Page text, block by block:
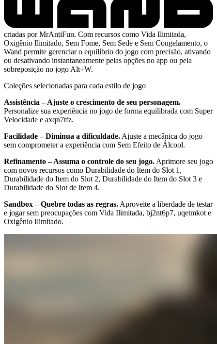
criadas por MrAntiFun. Com recursos como Vida Ilimitada,
Oxigênio Ilimitado, Sem Fome, Sem Sede e Sem Congelamento, o
Wand permite gerenciar o equilíbrio do jogo com precisão, ativando
ou desativando instantaneamente pelas opções no app ou pela
sobreposição no jogo Alt+W.
Coleções selecionadas para cada estilo de jogo
Assistência – Ajuste o crescimento de seu personagem.
Personalize sua experiência no jogo de forma equilibrada com Super
Velocidade e axqn7tfz.
Facilidade – Diminua a dificuldade. Ajuste a mecânica do jogo
sem comprometer a experiência com Sem Efeito de Álcool.
Refinamento – Assuma o controle do seu jogo. Aprimore seu jogo
com novos recursos como Durabilidade do Item do Slot 1,
Durabilidade do Item do Slot 2, Durabilidade do Item do Slot 3 e
Durabilidade do Slot de Item 4.
Sandbox – Quebre todas as regras. Aproveite a liberdade de testar
e jogar sem preocupações com Vida Ilimitada, bj2nt6p7, uqetmkot e
Oxigênio Ilimitado.